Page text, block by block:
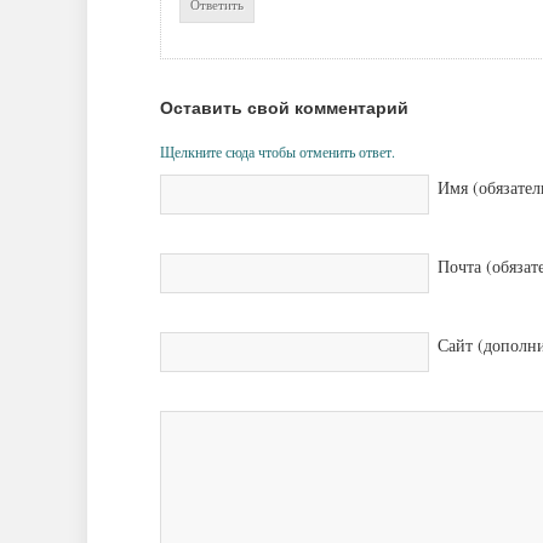
Ответить
Оставить свой комментарий
Щелкните сюда чтобы отменить ответ.
Имя
Почта
Сайт